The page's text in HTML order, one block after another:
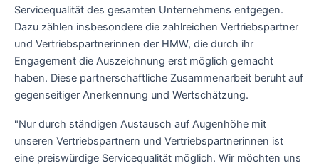
Servicequalität des gesamten Unternehmens entgegen.
Dazu zählen insbesondere die zahlreichen Vertriebspartner
und Vertriebspartnerinnen der HMW, die durch ihr
Engagement die Auszeichnung erst möglich gemacht
haben. Diese partnerschaftliche Zusammenarbeit beruht auf
gegenseitiger Anerkennung und Wertschätzung.
"Nur durch ständigen Austausch auf Augenhöhe mit
unseren Vertriebspartnern und Vertriebspartnerinnen ist
eine preiswürdige Servicequalität möglich. Wir möchten uns